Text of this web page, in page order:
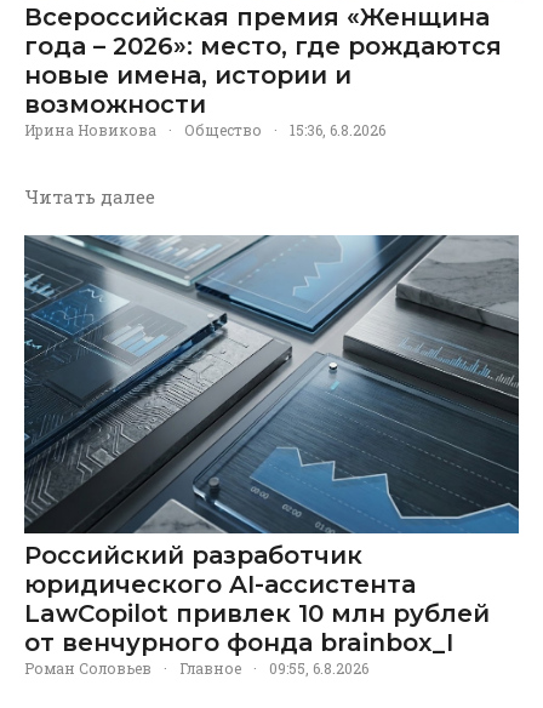
Всероссийская премия «Женщина
года – 2026»: место, где рождаются
новые имена, истории и
возможности
Ирина Новикова · Общество · 15:36, 6.8.2026
Читать далее
Российский разработчик
юридического AI-ассистента
LawCopilot привлек 10 млн рублей
от венчурного фонда brainbox_I
Роман Соловьев · Главное · 09:55, 6.8.2026